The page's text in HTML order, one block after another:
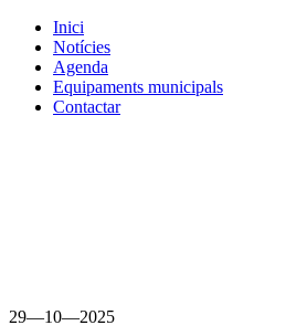
Inici
Notícies
Agenda
Equipaments municipals
Contactar
29—10—2025